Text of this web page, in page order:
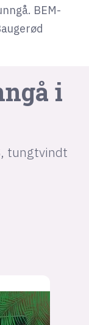
BEM-
i
tungtvindt